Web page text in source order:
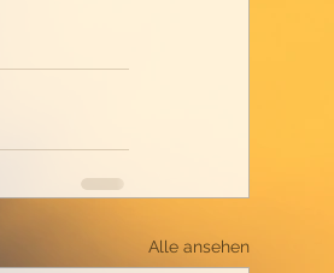
Alle ansehen